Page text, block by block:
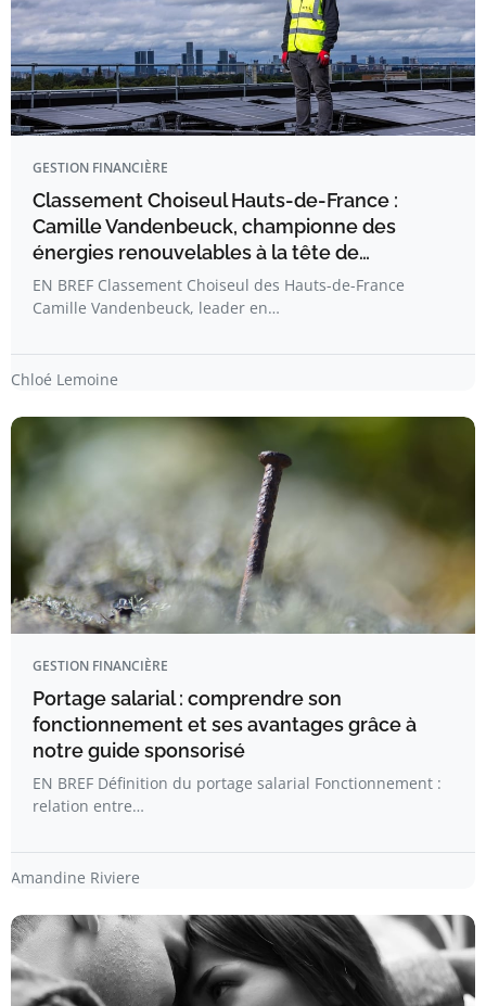
GESTION FINANCIÈRE
Classement Choiseul Hauts-de-France :
Camille Vandenbeuck, championne des
énergies renouvelables à la tête de…
EN BREF Classement Choiseul des Hauts-de-France
Camille Vandenbeuck, leader en…
Chloé Lemoine
GESTION FINANCIÈRE
Portage salarial : comprendre son
fonctionnement et ses avantages grâce à
notre guide sponsorisé
EN BREF Définition du portage salarial Fonctionnement :
relation entre…
Amandine Riviere